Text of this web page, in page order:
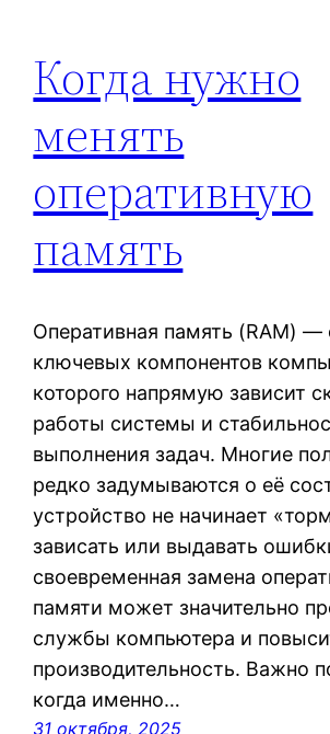
Когда нужно
менять
оперативную
память
Оперативная память (RAM) —
ключевых компонентов
которого напрямую зависит
работы системы и
выполнения задач. Многие
редко задумываются о её
устройство не начинает
зависать или выдавать
своевременная замена
памяти может значительно
службы компьютера и
производительность. Важно
когда именно…
31 октября, 2025